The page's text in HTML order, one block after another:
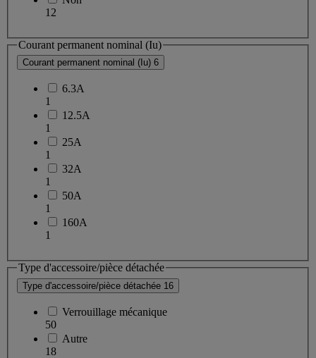
12
Courant permanent nominal (Iu)
Courant permanent nominal (Iu) 6
6.3A
1
12.5A
1
25A
1
32A
1
50A
1
160A
1
Type d'accessoire/pièce détachée
Type d'accessoire/pièce détachée 16
Verrouillage mécanique
50
Autre
18